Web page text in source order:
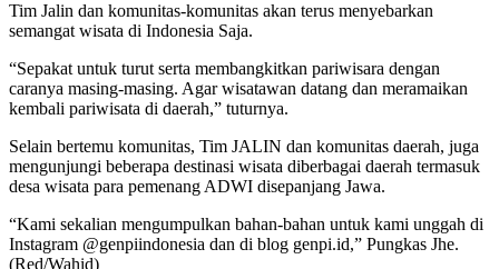
Tim Jalin dan komunitas-komunitas akan terus menyebarkan
semangat wisata di Indonesia Saja.
“Sepakat untuk turut serta membangkitkan pariwisara dengan
caranya masing-masing. Agar wisatawan datang dan meramaikan
kembali pariwisata di daerah,” tuturnya.
Selain bertemu komunitas, Tim JALIN dan komunitas daerah, juga
mengunjungi beberapa destinasi wisata diberbagai daerah termasuk
desa wisata para pemenang ADWI disepanjang Jawa.
“Kami sekalian mengumpulkan bahan-bahan untuk kami unggah di
Instagram @genpiindonesia dan di blog genpi.id,” Pungkas Jhe.
(Red/Wahid)